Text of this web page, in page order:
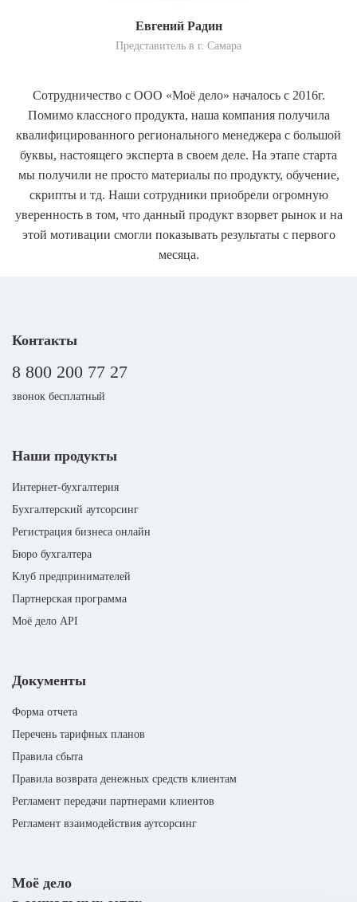
Евгений Радин
Представитель в г. Самара
Сотрудничество с ООО «Моё дело» началось с 2016г.
Помимо классного продукта, наша компания получила
квалифицированного регионального менеджера с большой
буквы, настоящего эксперта в своем деле. На этапе старта
мы получили не просто материалы по продукту, обучение,
скрипты и тд. Наши сотрудники приобрели огромную
уверенность в том, что данный продукт взорвет рынок и на
этой мотивации смогли показывать результаты с первого
месяца.
Контакты
8 800 200 77 27
звонок бесплатный
Наши продукты
Интернет-бухгалтерия
Бухгалтерский аутсорсинг
Регистрация бизнеса онлайн
Бюро бухгалтера
Клуб предпринимателей
Партнерская программа
Моё дело API
Документы
Форма отчета
Перечень тарифных планов
Правила сбыта
Правила возврата денежных средств клиентам
Регламент передачи партнерами клиентов
Регламент взаимодействия аутсорсинг
Моё дело